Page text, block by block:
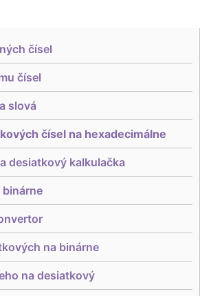
čísel
čísel
slová
čísel na hexadecimálne
desiatkový kalkulačka
binárne
na binárne
na desiatkový